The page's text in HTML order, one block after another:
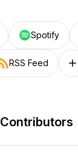
Spotify
RSS Feed
Contributors